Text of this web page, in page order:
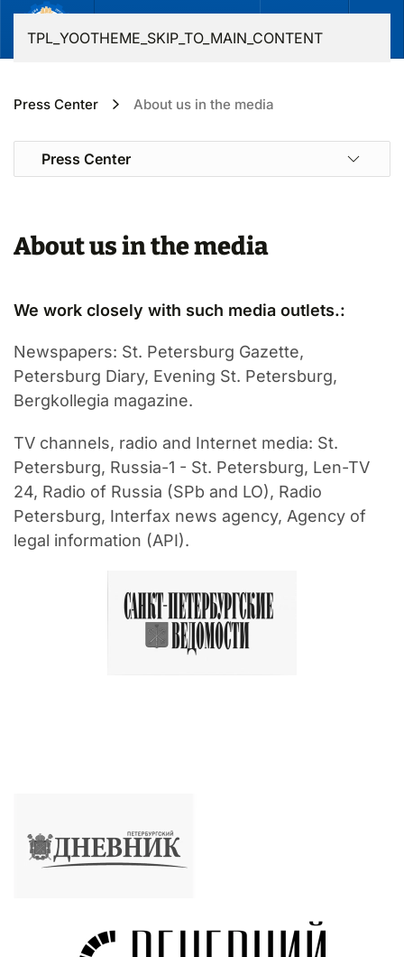
TPL_YOOTHEME_SKIP_TO_MAIN_CONTENT
EN
Press Center About us in the media
Press Center
About us in the media
We work closely with such media outlets.:
Newspapers: St. Petersburg Gazette,
Petersburg Diary, Evening St. Petersburg,
Bergkollegia magazine.
TV channels, radio and Internet media: St.
Petersburg, Russia-1 - St. Petersburg, Len-TV
24, Radio of Russia (SPb and LO), Radio
Petersburg, Interfax news agency, Agency of
legal information (API).